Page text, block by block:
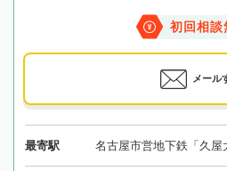
初回相談
メール
最寄駅 名古屋市営地下鉄「久屋